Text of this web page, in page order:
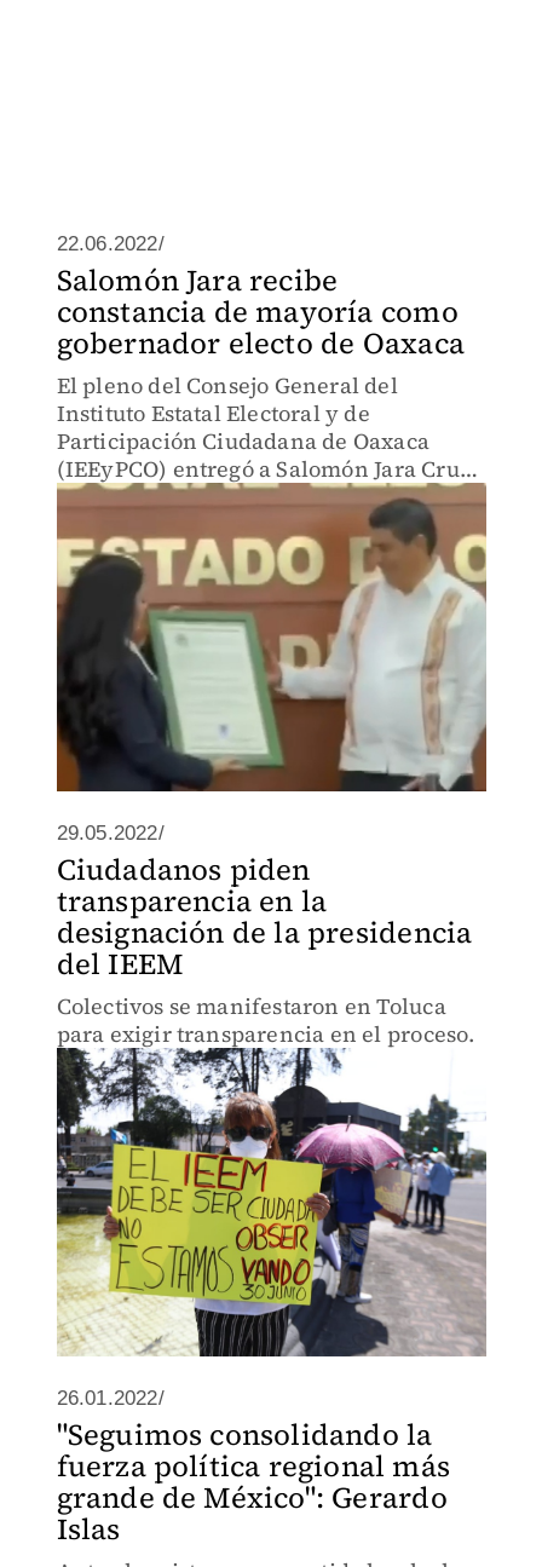
22.06.2022/
Salomón Jara recibe
constancia de mayoría como
gobernador electo de Oaxaca
El pleno del Consejo General del
Instituto Estatal Electoral y de
Participación Ciudadana de Oaxaca
(IEEyPCO) entregó a Salomón Jara Cruz
su constancia de mayoría como
gobernador electo del estado.
29.05.2022/
Ciudadanos piden
transparencia en la
designación de la presidencia
del IEEM
Colectivos se manifestaron en Toluca
para exigir transparencia en el proceso.
26.01.2022/
"Seguimos consolidando la
fuerza política regional más
grande de México": Gerardo
Islas